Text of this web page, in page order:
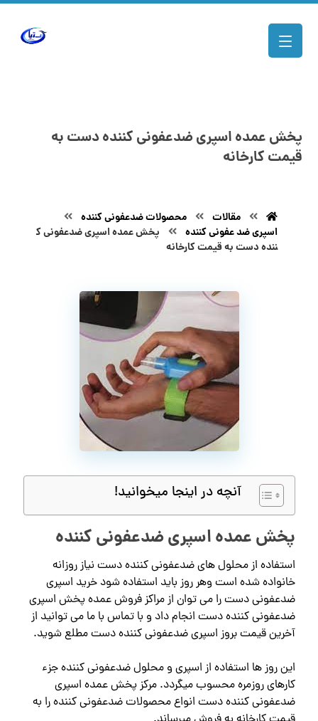
پخش عمده اسپری ضدعفونی کننده دست به
قیمت کارخانه
مقالات
محصولات ضدعفونی کننده
اسپری ضد عفونی کننده
پخش عمده اسپری ضدعفونی ک
ننده دست به قیمت کارخانه
آنچه در اینجا میخوانید!
پخش عمده اسپری ضدعفونی کننده
استفاده از محلول های ضدعفونی کننده دست نیاز روزانه
خانواده شده است وهر روز باید استفاده شود خرید اسپری
ضدعفونی دست را می توان از مراکز فروش عمده پخش اسپری
ضدعفونی کننده دست انجام داد و با تماس با ما می توانید از
آخرین قیمت بروز اسپری ضدعفونی کننده دست مطلع شوید.
این روز ها استفاده از اسپری و محلول ضدعفونی کننده جزء
کارهای روزمره محسوب میگردد. مرکز پخش عمده اسپری
ضدعفونی کننده دست انواع محصولات ضدعفونی کننده را به